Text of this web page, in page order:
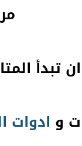
تبدأ
و ادوات